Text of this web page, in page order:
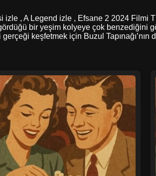
, A Legend izle , Efsane 2 2024 Filmi
bir yeşim kolyeye çok benzediğini
keşfetmek için Buzul